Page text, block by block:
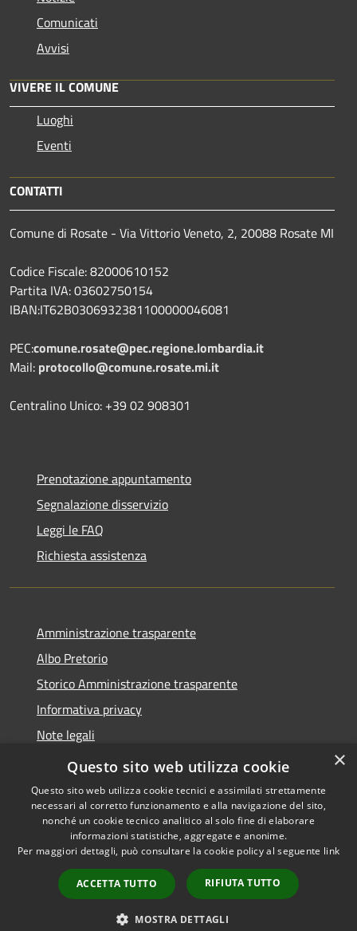
Comunicati
Avvisi
VIVERE IL COMUNE
Luoghi
Eventi
CONTATTI
Comune di Rosate - Via Vittorio Veneto, 2, 20088 Rosate MI
Codice Fiscale: 82000610152
Partita IVA: 03602750154
IBAN:IT62B0306932381100000046081
PEC:comune.rosate@pec.regione.lombardia.it
Mail: protocollo@comune.rosate.mi.it
Centralino Unico: +39 02 908301
Prenotazione appuntamento
Segnalazione disservizio
Leggi le FAQ
Richiesta assistenza
Amministrazione trasparente
Albo Pretorio
Storico Amministrazione trasparente
Informativa privacy
Note legali
Dichiarazione di accessibilità
Accessibilità
Copyright © 2026 • Comune di
Rosate • Powered by
Municipium•
Accesso
redazione
×
Questo sito web utilizza cookie
Questo sito web utilizza cookie tecnici e assimilati strettamente
necessari al corretto funzionamento e alla navigazione del sito,
nonché un cookie tecnico analitico al solo fine di elaborare
informazioni statistiche, aggregate e anonime.
Per maggiori dettagli, può consultare la cookie policy al seguente link
ACCETTA TUTTO RIFIUTA TUTTO
MOSTRA DETTAGLI